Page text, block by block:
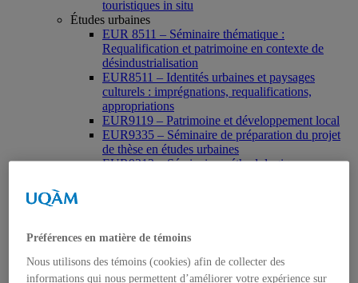
touristiques in situ
Études urbaines
EUR 8511 – Séminaire thématique :
Requalification et patrimoine en contexte de
désindustrialisation
EUR8511 – Identités urbaines et paysages
culturels : imprégnations, requalifications,
appropriations
EUR9119 – Patrimoine et développement local
EUR9335 – Séminaire de préparation du projet
de thèse en études urbaines
EUR9212 – Séminaire méthodologique : axe «
MSL9006 La patrimonialisation
HAR2644 – Animation, communications,
gestion en patrimoine
Préférences en matière de témoins
Nous utilisons des témoins (cookies) afin de collecter des
informations qui nous permettent d’améliorer votre expérience sur